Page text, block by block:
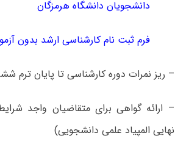
دانشجویان دانشگاه هرمزگان
فرم ثبت نام کارشناسی ارشد بدون
– ریز نمرات دوره کارشناسی تا پایان ترم
نهایی المپیاد علمی دانشجویی)